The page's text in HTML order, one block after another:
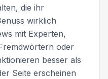
die ihr
wirklich
mit Experten,
oder
besser als
Seite erscheinen